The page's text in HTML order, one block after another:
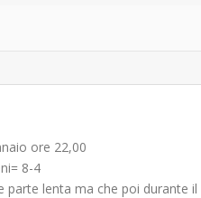
ore 22,00
8-4
parte lenta ma che poi durante